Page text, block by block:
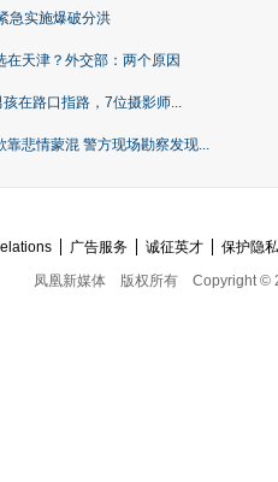
急实施爆破分洪
天津？外交部：两个原因
在路口指路，7位摄影师...
悲情蒙混 警方现场勘察发现...
广告服务 诚征英才
保护隐
凤凰新媒体
版权所有 Copyright ©